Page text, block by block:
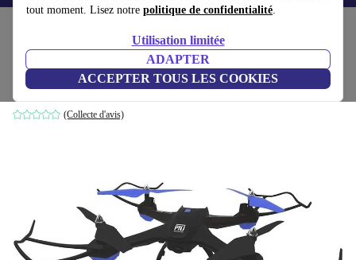
tout moment. Lisez notre politique de confidentialité.
Utilisation limitée
ADAPTER
ACCEPTER TOUS LES COOKIES
PNJ DR-Sky HD
Noir/Bleu
(Collecte d'avis)